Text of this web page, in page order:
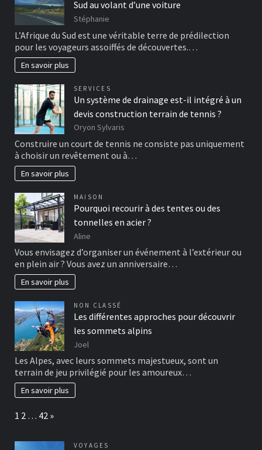
Sud au volant d’une voiture
Stéphanie
L’Afrique du Sud est une véritable terre de prédilection
pour les voyageurs assoiffés de découvertes.…
En savoir plus
SERVICES
Un système de drainage est-il intégré à un
devis construction terrain de tennis ?
Oryon Sylvaris
Construire un court de tennis ne consiste pas uniquement
à choisir un revêtement ou à…
En savoir plus
MAISON
Pourquoi recourir à des tentes ou des
tonnelles en acier ?
Aline
Vous envisagez d’organiser un événement à l’extérieur ou
en plein air ? Vous avez un anniversaire…
En savoir plus
NON CLASSÉ
Les différentes approches pour découvrir
les sommets alpins
Joel
Les Alpes, avec leurs sommets majestueux, sont un
terrain de jeu privilégié pour les amoureux…
En savoir plus
Page:
1 2 … 42 Next
»
VOYAGES